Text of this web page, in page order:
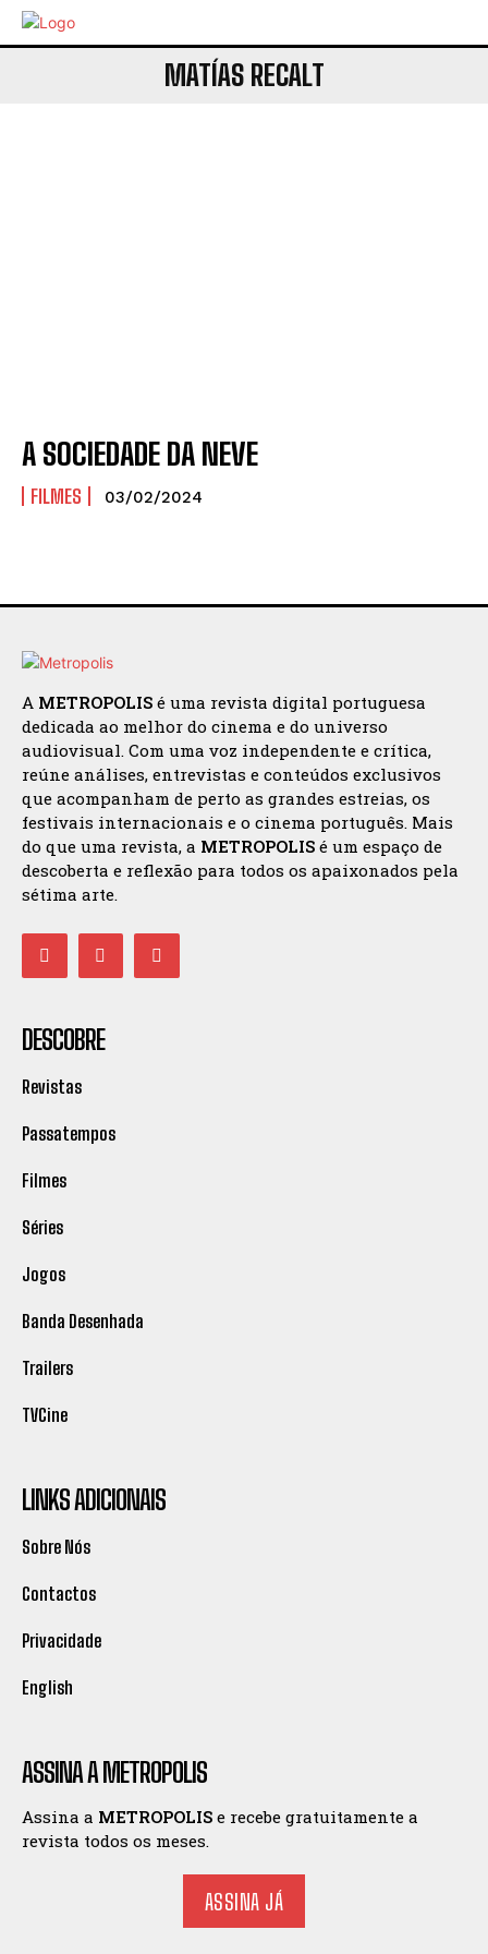
MATÍAS RECALT
A SOCIEDADE DA NEVE
FILMES 03/02/2024
A METROPOLIS é uma revista digital portuguesa
dedicada ao melhor do cinema e do universo
audiovisual. Com uma voz independente e crítica,
reúne análises, entrevistas e conteúdos exclusivos
que acompanham de perto as grandes estreias, os
festivais internacionais e o cinema português. Mais
do que uma revista, a METROPOLIS é um espaço de
descoberta e reflexão para todos os apaixonados pela
sétima arte.
DESCOBRE
Revistas
Passatempos
Filmes
Séries
Jogos
Banda Desenhada
Trailers
TVCine
LINKS ADICIONAIS
Sobre Nós
Contactos
Privacidade
English
ASSINA A METROPOLIS
Assina a METROPOLIS e recebe gratuitamente a
revista todos os meses.
ASSINA JÁ